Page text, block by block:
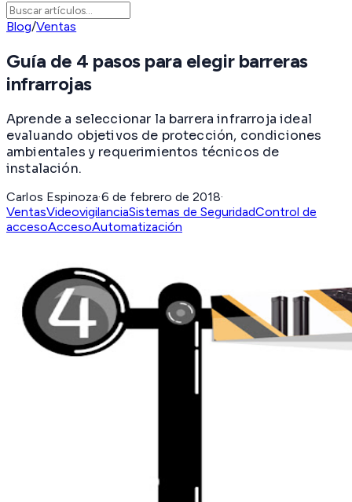
Blog/Ventas
Guía de 4 pasos para elegir barreras
infrarrojas
Aprende a seleccionar la barrera infrarroja ideal
evaluando objetivos de protección, condiciones
ambientales y requerimientos técnicos de
instalación.
Carlos Espinoza·6 de febrero de 2018·
VentasVideovigilanciaSistemas de SeguridadControl de
accesoAccesoAutomatización